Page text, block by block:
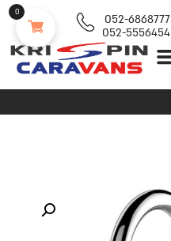
052-6868777
052-5556454
0